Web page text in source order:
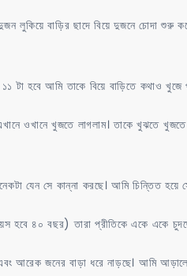
লুকিয়ে বাড়ির ছাদে বিয়ে দুজনে চোদা শুরু
টা হবে আমি তাকে বিয়ে বাড়িতে কথাও খুজে
ওখানে খুজতে লাগলাম। তাকে খুঝতে
যেন সে কান্না করছে। আমি চিন্তিত হয়ে
হবে ৪০ বছর) তারা প্রীতিকে একে একে
আরেক জনের বাড়া ধরে নাড়ছে। আমি আড়ালে